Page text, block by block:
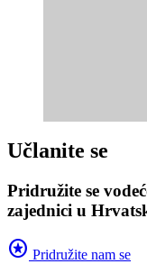
Učlanite se
Pridružite se
zajednici u
stars Pridružite nam se